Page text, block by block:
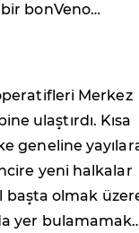
bonVeno…
Merkez
ulaştırdı. Kısa
geneline
yeni halkalar
başta olmak
yer